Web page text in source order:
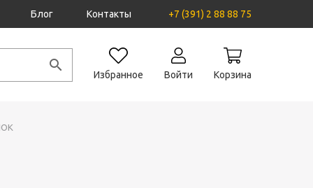
Блог Контакты +7 (391) 2 88 88 75
Избранное Войти Корзина